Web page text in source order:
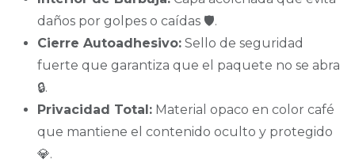
daños por golpes o caídas 🛡️.
Cierre Autoadhesivo: Sello de seguridad
fuerte que garantiza que el paquete no se abra
🔒.
Privacidad Total: Material opaco en color café
que mantiene el contenido oculto y protegido
💎.